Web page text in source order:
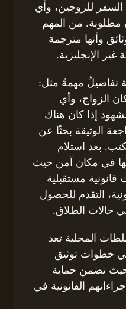
السفر للزوجين، وأي
مطلوبة. من المهم
وأنها مترجمة
الإنجليزية.
تفاصيلٌ مهمةً مثل:
الزواج، وأي
إذا كان هناك
الوثيقة بحثًا عن
بعد استلام
بها في مكان آمن حيث
مستقبلية
التقدم للحصول
حالات الطلاق.
المحلية تعد
خطوات توثيق
حيث تضمن حماية
القانونية في